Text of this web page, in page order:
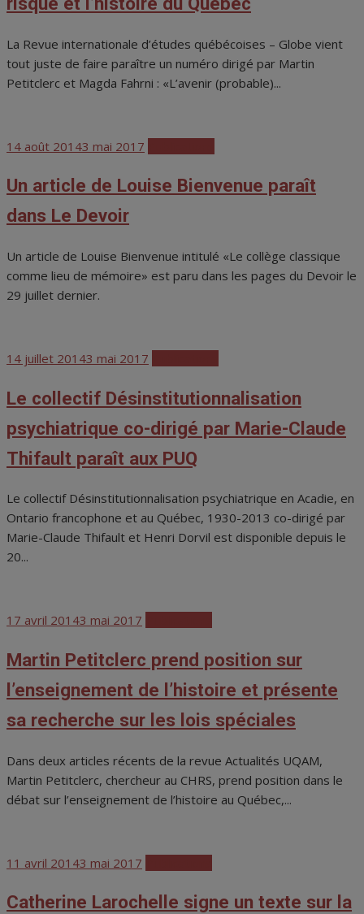
La Revue internationale d’études québécoises – Globe vient
tout juste de faire paraître un numéro dirigé par Martin
Petitclerc et Magda Fahrni : «L’avenir (probable)...
Posted
14 août 20143 mai 2017
Un article de Louise Bienvenue paraît
dans Le Devoir
Un article de Louise Bienvenue intitulé «Le collège classique
comme lieu de mémoire» est paru dans les pages du Devoir le
29 juillet dernier.
Posted
14 juillet 20143 mai 2017
Le collectif Désinstitutionnalisation
psychiatrique co-dirigé par Marie-Claude
Thifault paraît aux PUQ
Le collectif Désinstitutionnalisation psychiatrique en Acadie, en
Ontario francophone et au Québec, 1930-2013 co-dirigé par
Marie-Claude Thifault et Henri Dorvil est disponible depuis le
20...
Posted
17 avril 20143 mai 2017
Martin Petitclerc prend position sur
l’enseignement de l’histoire et présente
sa recherche sur les lois spéciales
Dans deux articles récents de la revue Actualités UQAM,
Martin Petitclerc, chercheur au CHRS, prend position dans le
débat sur l’enseignement de l’histoire au Québec,...
Posted
11 avril 20143 mai 2017
Catherine Larochelle signe un texte sur la